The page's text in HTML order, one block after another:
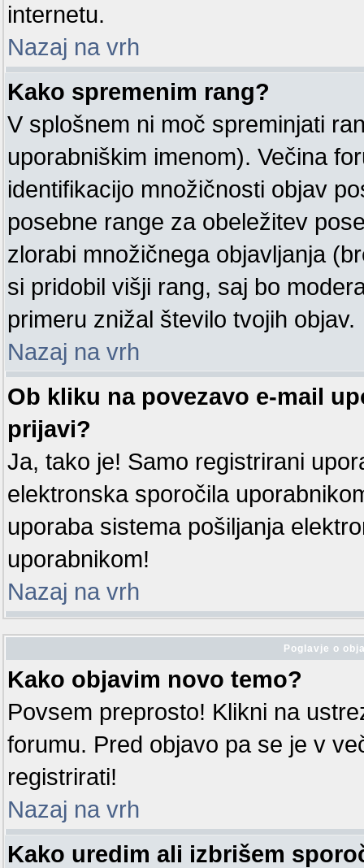
internetu.
Nazaj na vrh
Kako spremenim rang?
V splošnem ni moč spreminjati
uporabniškim imenom). Večina
identifikacijo množičnosti objav
posebne range za obeležitev
zlorabi množičnega objavljanja
si pridobil višji rang, saj bo
primeru znižal število tvojih objav.
Nazaj na vrh
Ob kliku na povezavo e-mail
prijavi?
Ja, tako je! Samo registrirani
elektronska sporočila
uporaba sistema pošiljanja
uporabnikom!
Nazaj na vrh
Poglavje o
Kako objavim novo temo?
Povsem preprosto! Klikni na
forumu. Pred objavo pa se je v
registrirati!
Nazaj na vrh
Kako uredim ali izbrišem